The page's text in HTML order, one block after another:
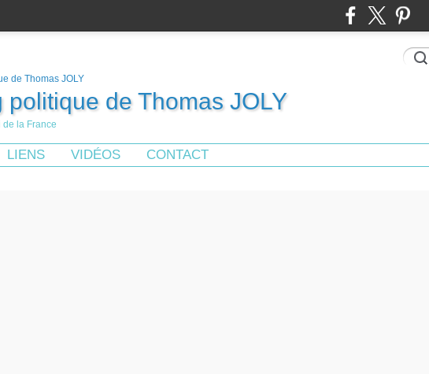
politique de Thomas JOLY
de la France
LIENS VIDÉOS CONTACT